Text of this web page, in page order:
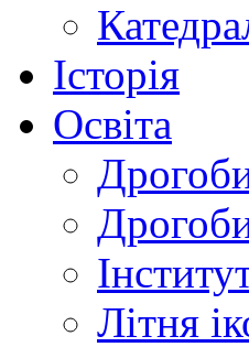
Історія
Освіта
Літня